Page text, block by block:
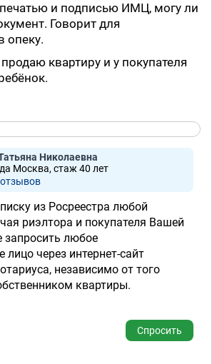
и подписью ИМЦ, могу ли
Говорит для
опеку.
квартиру и у покупателя
Николаевна
Москва, стаж 40 лет
из Росреестра любой
риэлтора и покупателя Вашей
запросить любое
лицо через интернет-сайт
независимо от того
квартиры.
Спросить